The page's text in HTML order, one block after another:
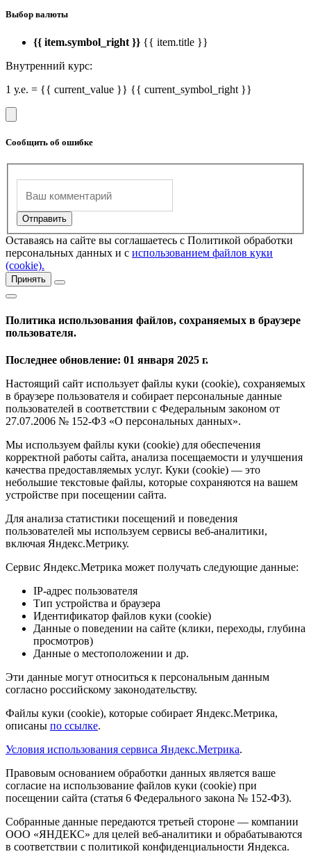
Выбор валюты
{{ item.symbol_right }} {{ item.title }}
Внутренний курс:
1 у.е. = {{ current_value }} {{ current_symbol_right }}
Сообщить об ошибке
Оставаясь на сайте вы соглашаетесь с Политикой обработки
персональных данных и с использованием файлов куки
(cookie).
Принять
Политика использования файлов, сохраняемых в браузере
пользователя.
Последнее обновление: 01 января 2025 г.
Настоящий сайт использует файлы куки (cookie), сохраняемых
в браузере пользователя и собирает персональные данные
пользователей в соответствии с Федеральным законом от
27.07.2006 № 152-ФЗ «О персональных данных».
Мы используем файлы куки (cookie) для обеспечения
корректной работы сайта, анализа посещаемости и улучшения
качества предоставляемых услуг. Куки (cookie) — это
небольшие текстовые файлы, которые сохраняются на вашем
устройстве при посещении сайта.
Для анализа статистики посещений и поведения
пользователей мы используем сервисы веб-аналитики,
включая Яндекс.Метрику.
Сервис Яндекс.Метрика может получать следующие данные:
IP-адрес пользователя
Тип устройства и браузера
Идентификатор файлов куки (cookie)
Данные о поведении на сайте (клики, переходы, глубина
просмотров)
Данные о местоположении и др.
Эти данные могут относиться к персональным данным
согласно российскому законодательству.
Файлы куки (cookie), которые собирает Яндекс.Метрика,
описаны по ссылке.
Условия использования сервиса Яндекс.Метрика.
Правовым основанием обработки данных является ваше
согласие на использование файлов куки (cookie) при
посещении сайта (статья 6 Федерального закона № 152-ФЗ).
Собранные данные передаются третьей стороне — компании
ООО «ЯНДЕКС» для целей веб-аналитики и обрабатываются
в соответствии с политикой конфиденциальности Яндекса.